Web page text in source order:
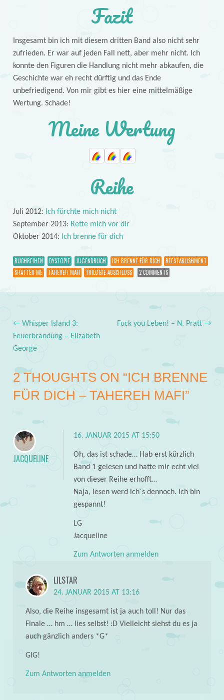
Fazit
Insgesamt bin ich mit diesem dritten Band also nicht sehr
zufrieden. Er war auf jeden Fall nett, aber mehr nicht. Ich
konnte den Figuren die Handlung nicht mehr abkaufen, die
Geschichte war eh recht dürftig und das Ende
unbefriedigend. Von mir gibt es hier eine mittelmäßige
Wertung. Schade!
Meine Wertung
Reihe
Juli 2012: Ich fürchte mich nicht
September 2013: Rette mich vor dir
Oktober 2014: Ich brenne für dich
BUCHREIHEN DYSTOPIE JUGENDBUCH ICH BRENNE FÜR DICH
REESTABLISHMENT
SHATTER ME
TAHEREH MAFI TRILOGIE-ABSCHLUSS 2 COMMENTS
Post navigation
←Whisper Island 3:
Feuerbrandung – Elizabeth
George
Fuck you Leben! – N. Pratt→
2 THOUGHTS ON “ICH BRENNE
FÜR DICH – TAHEREH MAFI”
JACQUELINE
16. JANUAR 2015 AT 15:50
Oh, das ist schade… Hab erst kürzlich
Band 1 gelesen und hatte mir echt viel
von dieser Reihe erhofft…
Naja, lesen werd ich´s dennoch. Ich bin
gespannt!
LG
Jacqueline
Zum Antworten anmelden
LILSTAR
24. JANUAR 2015 AT 13:16
Also, die Reihe insgesamt ist ja auch toll! Nur das
Finale … hm … lies selbst! :D Vielleicht siehst du es ja
auch gänzlich anders *G*
GlG!
Zum Antworten anmelden